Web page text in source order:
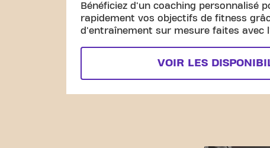
Bénéficiez d'un coaching personnalisé
rapidement vos objectifs de fitness
d'entraînement sur mesure faites avec
VOIR LES